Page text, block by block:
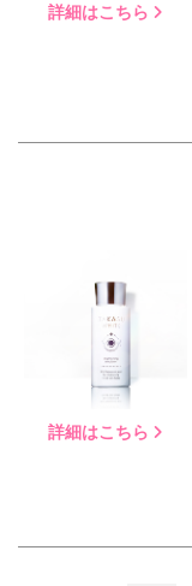
詳細はこちら
詳細はこちら